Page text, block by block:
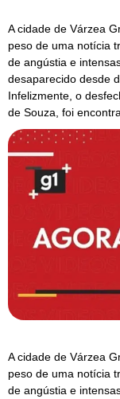
A cidade de Várzea
peso de uma notícia
de angústia e
desaparecido desde
Infelizmente, o
de Souza, foi
A cidade de Várzea
peso de uma notícia
de angústia e